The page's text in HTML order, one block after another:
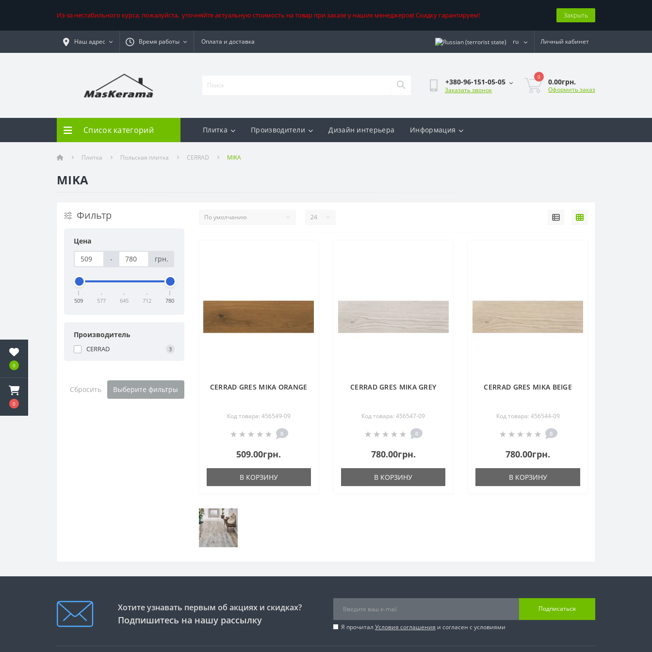
0
0
Из-за нестабильного курса, пожалуйста, уточняйте актуальную стоимость на товар при заказе у наших менеджеров! Скидку гарантируем! Закрыть
Наш адрес Время работы Оплата и доставка ru Личный кабинет
+380-96-151-05-05
Заказать звонок
0
0.00грн.
Оформить заказ
Список категорий Плитка Производители Дизайн интерьера Информация
Плитка Польская плитка CERRAD MIKA
MIKA
Фильтр
Цена
-
грн.
509 577 645 712 780
Производитель
CERRAD 3
Сбросить Выберите фильтры CERRAD GRES MIKA ORANGE
Код товара: 456549-09
0
509.00грн.
В КОРЗИНУ
CERRAD GRES MIKA GREY
Код товара: 456547-09
0
780.00грн.
В КОРЗИНУ
CERRAD GRES MIKA BEIGE
Код товара: 456544-09
0
780.00грн.
В КОРЗИНУ
Хотите узнавать первым об акциях и скидках?
Подпишитесь на нашу рассылку
Подписаться
Я прочитал Условия соглашения и согласен с условиями